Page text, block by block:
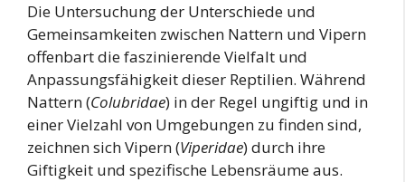
Die Untersuchung der Unterschiede und
Gemeinsamkeiten zwischen Nattern und Vipern
offenbart die faszinierende Vielfalt und
Anpassungsfähigkeit dieser Reptilien. Während
Nattern (Colubridae) in der Regel ungiftig und in
einer Vielzahl von Umgebungen zu finden sind,
zeichnen sich Vipern (Viperidae) durch ihre
Giftigkeit und spezifische Lebensräume aus.